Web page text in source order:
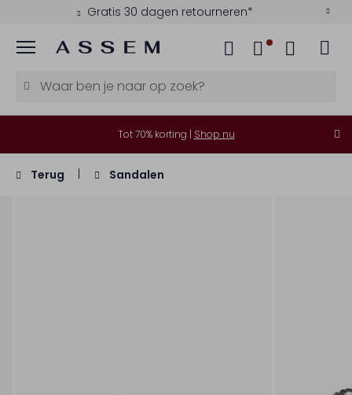
Gratis 30 dagen retourneren*
Menu
Tot 70% korting | Shop nu
Terug Sandalen